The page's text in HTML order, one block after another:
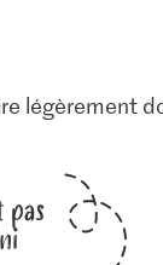
légèrement
pas